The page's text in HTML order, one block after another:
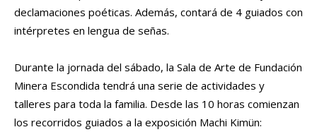
declamaciones poéticas. Además, contará de 4 guiados con
intérpretes en lengua de señas.
Durante la jornada del sábado, la Sala de Arte de Fundación
Minera Escondida tendrá una serie de actividades y
talleres para toda la familia. Desde las 10 horas comienzan
los recorridos guiados a la exposición Machi Kimün: